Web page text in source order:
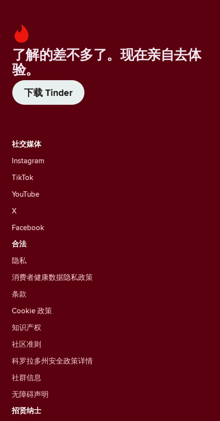
了解的差不多了。现在亲自去体
验。
下载 Tinder
社交媒体
Instagram
TikTok
YouTube
X
Facebook
合法
隐私
消费者健康数据隐私政策
条款
Cookie 政策
知识产权
社区准则
科罗拉多州安全政策详情
社群信息
无障碍声明
招贤纳士